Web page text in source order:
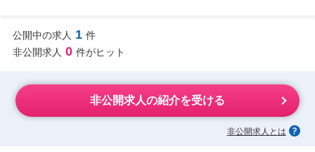
公開中の求人 1 件
非公開求人 0 件がヒット
非公開求人の紹介を受ける
非公開求人とは